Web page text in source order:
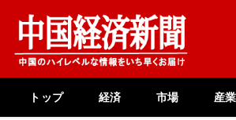
content
トップ 経済 市場 産業